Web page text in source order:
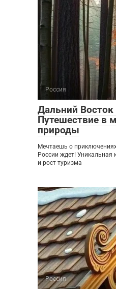
Россия
Дальний Восток
Путешествие в
природы
Мечтаешь о
России ждет! Уникальная
и рост туризма
Россия